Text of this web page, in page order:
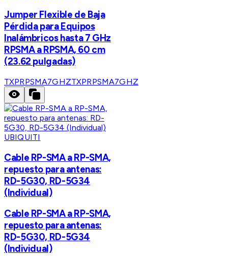
Jumper Flexible de Baja
Pérdida para Equipos
Inalámbricos hasta 7 GHz
RPSMA a RPSMA, 60 cm
(23.62 pulgadas)
TXPRPSMA7GHZTXPRPSMA7GHZ
UBIQUITI
Cable RP-SMA a RP-SMA,
repuesto para antenas:
RD-5G30, RD-5G34
(Individual)
Cable RP-SMA a RP-SMA,
repuesto para antenas:
RD-5G30, RD-5G34
(Individual)